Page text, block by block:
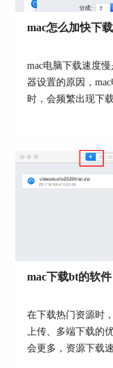
下图红框即为任
Torrent任务创建
存路径和线程数
除了上述的方式
mac怎么加快下
mac电脑下载速度
器设置的原因，
时，会频繁出现下
载速度？mac下载
mac下载bt的软
在下载热门资源时
上传、多端下载的
会更多，资源下载
bt的软件，以及